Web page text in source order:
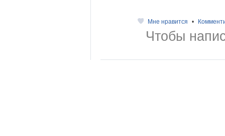
Мне нравится •
Чтобы